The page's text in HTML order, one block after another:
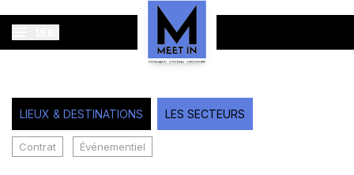
LIEUX & DESTINATIONS LES SECTEURS
Contrat Événementiel